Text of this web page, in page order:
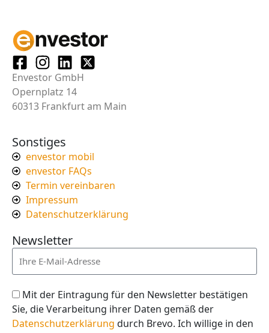
Envestor GmbH
Opernplatz 14
60313 Frankfurt am Main
Sonstiges
envestor mobil
envestor FAQs
Termin vereinbaren
Impressum
Datenschutzerklärung
Newsletter
Mit der Eintragung für den Newsletter bestätigen
Sie, die Verarbeitung ihrer Daten gemäß der
Datenschutzerklärung durch Brevo. Ich willige in den